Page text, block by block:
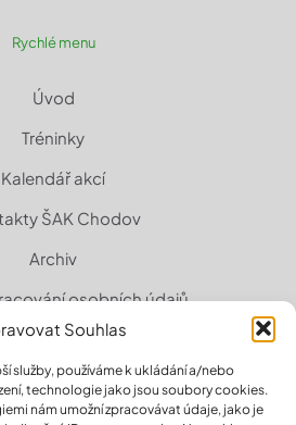
Souhlas
služby, používáme k ukládání a/nebo
technologie jako jsou soubory cookies.
nám umožní zpracovávat údaje, jako je
Rychlé menu
Úvod
Tréninky
Kalendář akcí
ŠAK Chodov
Archiv
osobních údajů
cookies (EU)